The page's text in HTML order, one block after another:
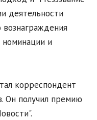
деятельности
вознаграждения
номинации и
корреспондент
Он получил премию